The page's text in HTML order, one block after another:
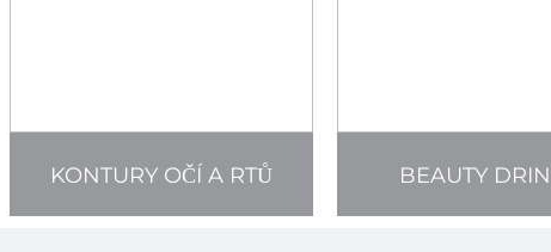
KONTURY OČÍ A RTŮ BEAUTY